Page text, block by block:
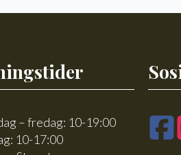
– fredag: 10-19:00
10-17:00